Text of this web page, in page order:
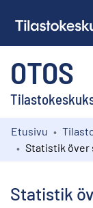
OTOS
Kokoelmat
Etusivu
Statistik